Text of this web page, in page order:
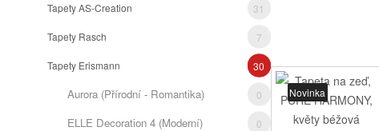
Tapety AS-Creation 31
Tapety Rasch 7
Tapety Erismann 30
Aurora (přírodní - Romantika) 0
ELLE Decoration 4 (moderní) 0
Novinka